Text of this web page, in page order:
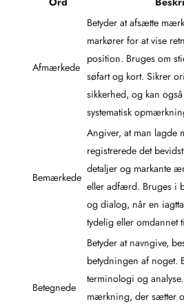
Afmærkede
Betyder at afsætte
markører for at vise
position. Bruges om
søfart og kort. Sikrer
sikkerhed, og kan
systematisk
Bemærkede
Angiver, at man lagde
registrerede det
detaljer og markante
eller adfærd. Bruges i
og dialog, når en
tydelig eller omdannet
Betegnede
Betyder at navngive,
betydningen af noget.
terminologi og
mærkning, der sætter